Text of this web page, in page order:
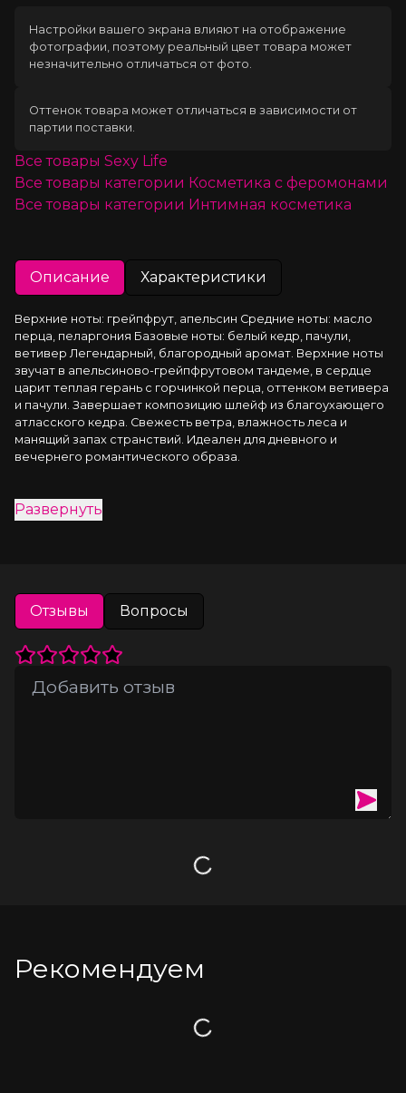
Настройки вашего экрана влияют на отображение
фотографии, поэтому реальный цвет товара может
незначительно отличаться от фото.
Оттенок товара может отличаться в зависимости от
партии поставки.
Все товары Sexy Life
Все товары категории Косметика с феромонами
Все товары категории Интимная косметика
Описание Характеристики
Верхние ноты: грейпфрут, апельсин Средние ноты: масло
перца, пеларгония Базовые ноты: белый кедр, пачули,
ветивер Легендарный, благородный аромат. Верхние ноты
звучат в апельсиново-грейпфрутовом тандеме, в сердце
царит теплая герань с горчинкой перца, оттенком ветивера
и пачули. Завершает композицию шлейф из благоухающего
атласского кедра. Свежесть ветра, влажность леса и
манящий запах странствий. Идеален для дневного и
вечернего романтического образа.
Развернуть
Отзывы Вопросы
Загрузка
Рекомендуем
Загрузка